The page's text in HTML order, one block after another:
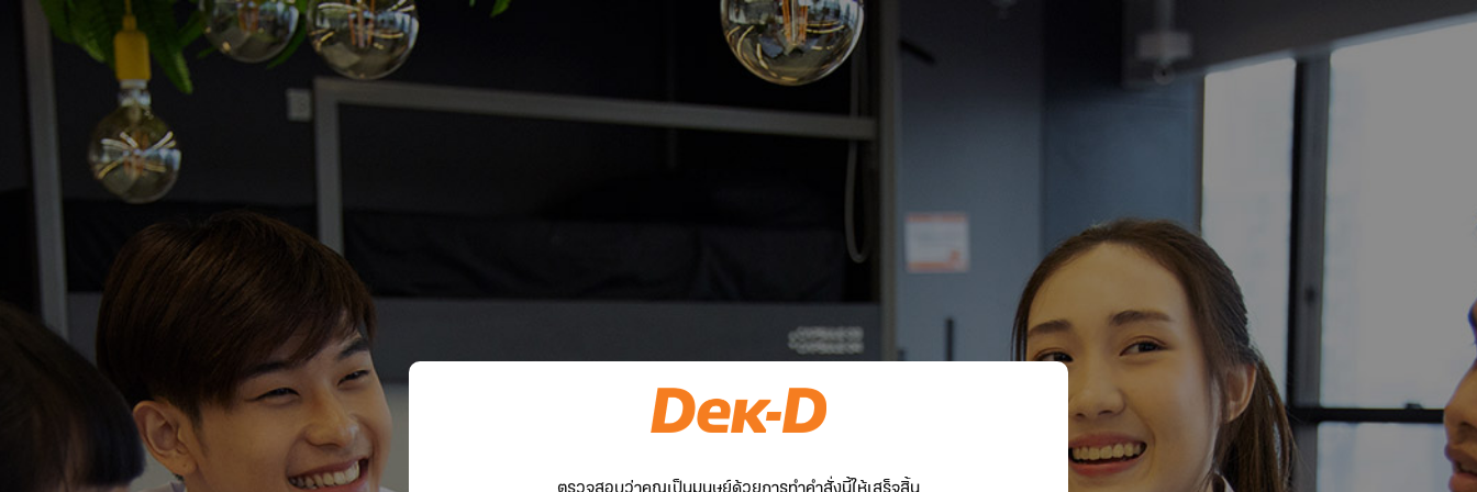
ตรวจสอบว่าคุณเป็นมนุษย์ด้วยการทำคำสั่งนี้ให้เสร็จสิ้น